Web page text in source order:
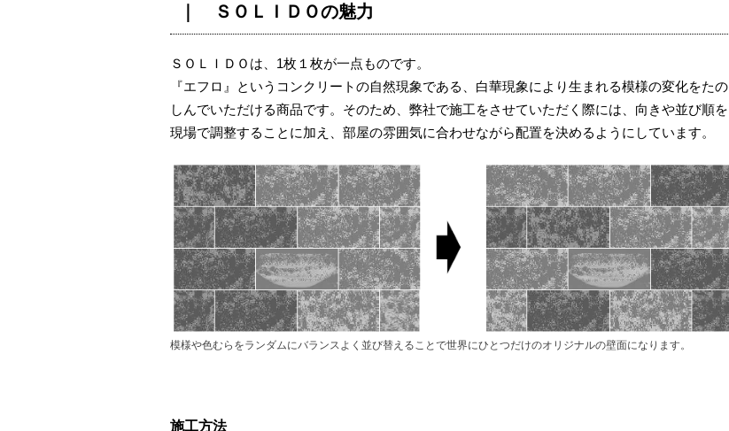
｜ ＳＯＬＩＤＯの魅力
ＳＯＬＩＤＯは、1枚１枚が一点ものです。
『エフロ』というコンクリートの自然現象である、白華現象により生まれる模様の変化をたの
しんでいただける商品です。そのため、弊社で施工をさせていただく際には、向きや並び順を
現場で調整することに加え、部屋の雰囲気に合わせながら配置を決めるようにしています。
模様や色むらをランダムにバランスよく並び替えることで世界にひとつだけのオリジナルの壁面になります。
施工方法